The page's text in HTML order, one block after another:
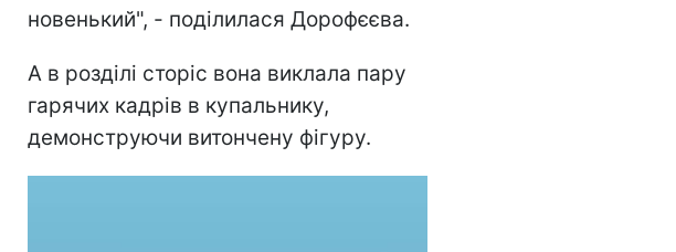
новенький", - поділилася Дорофєєва.
А в розділі сторіс вона виклала пару
гарячих кадрів в купальнику,
демонструючи витончену фігуру.